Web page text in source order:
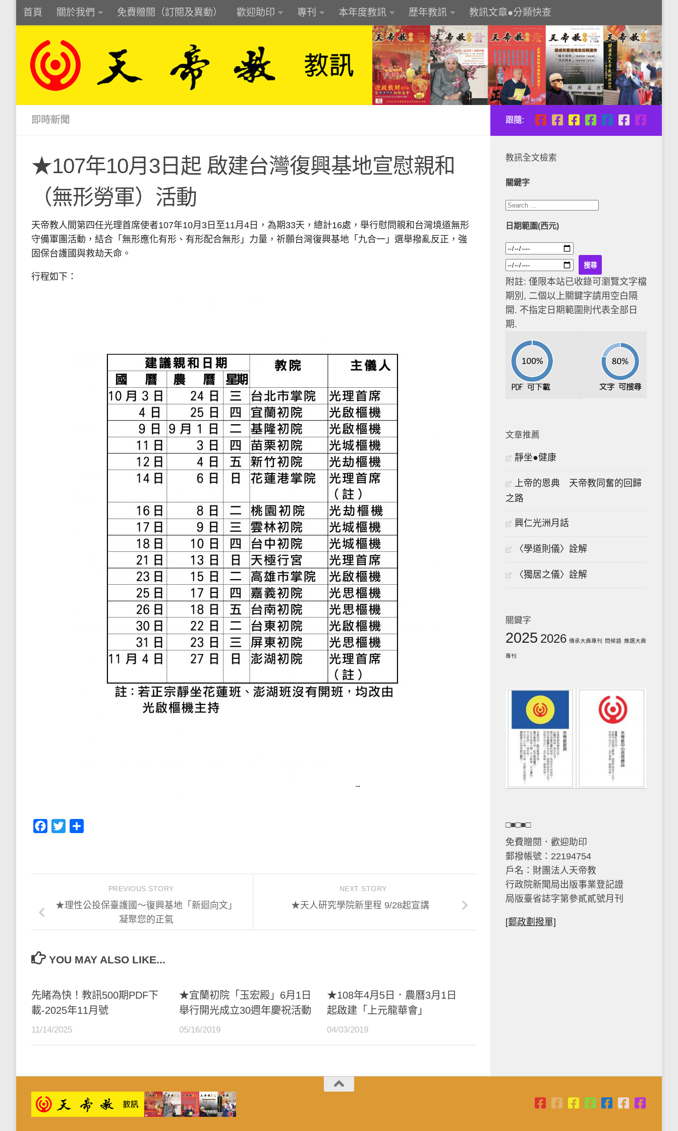
Skip to content
首頁 關於我們 免費贈閱（訂閱及異動） 歡迎助印 專刊 本年度教訊 歷年教訊 教訊文章●分類快查
即時新聞
★107年10月3日起 啟建台灣復興基地宣慰親和
（無形勞軍）活動
天帝教人間第四任光理首席使者107年10月3日至11月4日，為期33天，總計16處，舉行慰問親和台灣境道無形
守備軍團活動，結合「無形應化有形、有形配合無形」力量，祈願台灣復興基地「九合一」選舉撥亂反正，強
固保台護國與救劫天命。
行程如下：
Facebook
Twitter
NEXT STORY
★天人研究學院新里程 9/28起宣講
PREVIOUS STORY
★理性公投保臺護國～復興基地「新迴向文」
凝聚您的正氣
YOU MAY ALSO LIKE...
先睹為快！教訊500期PDF下
載-2025年11月號
11/14/2025
★宜蘭初院「玉宏殿」6月1日
舉行開光成立30週年慶祝活動
05/16/2019
★108年4月5日．農曆3月1日
起啟建「上元龍華會」
04/03/2019
跟隨:
教訊全文檢索
關鍵字
日期範圍(西元)
附註: 僅限本站已收錄可瀏覽文字檔
期別, 二個以上關鍵字請用空白隔
開. 不指定日期範圍則代表全部日
期.
文章推薦
靜坐●健康
上帝的恩典 天帝教同奮的回歸
之路
興仁光洲月話
〈學道則儀〉詮解
〈獨居之儀〉詮解
關鍵字
2025 2026 傳承大典專刊 問候語 推選大典
專刊
□■□■□
免費贈閱．歡迎助印
郵撥帳號：22194754
戶名：財團法人天帝教
行政院新聞局出版事業登記證
局版臺省誌字第參貳貳號月刊
[郵政劃撥單]